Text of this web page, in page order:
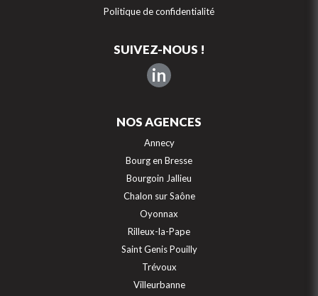
Politique de confidentialité
SUIVEZ-NOUS !
in
NOS AGENCES
Annecy
Bourg en Bresse
Bourgoin Jallieu
Chalon sur Saône
Oyonnax
Rilleux-la-Pape
Saint Genis Pouilly
Trévoux
Villeurbanne